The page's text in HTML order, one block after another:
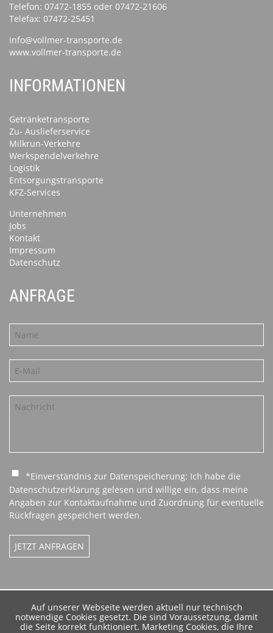
Telefon: 07472-1855 oder 07472-21606
Telefax: 07472-25451
info@vollmer-transporte.de
www.vollmer-transporte.de
INFORMATIONEN
Getränketransporte
Zu- Auslieferservice
Milkrun-Verkehre
Werkspendelverkehre
Logistik
Entsorgungstransporte
KFZ-Services
Unternehmen
Jobs
Kontakt
Impressum
Datenschutz
ANFRAGE
*Einverständnis zur Datenspeicherung: Ich habe die
Datenschutzerklärung gelesen und willige ein, dass meine
Angaben zur Kontaktaufnahme und Zuordnung für eventuelle
Rückfragen gespeichert werden.
JETZT ANFRAGEN
Auf unserer Webseite werden aktuell nur technisch
notwendige Cookies gesetzt. Die sind Voraussetzung, damit
die Seite korrekt funktioniert. Marketing Cookies, die Ihre